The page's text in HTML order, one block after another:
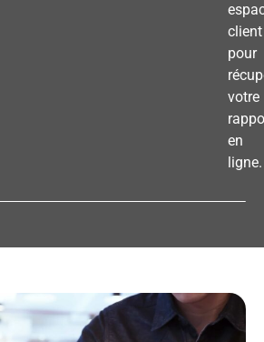
client
pour
votre
en
ligne.